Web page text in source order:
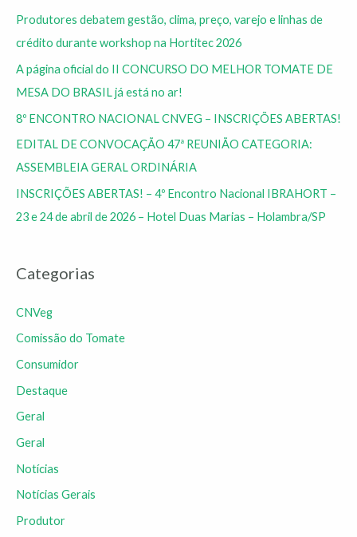
Produtores debatem gestão, clima, preço, varejo e linhas de
crédito durante workshop na Hortitec 2026
A página oficial do II CONCURSO DO MELHOR TOMATE DE
MESA DO BRASIL já está no ar!
8º ENCONTRO NACIONAL CNVEG – INSCRIÇÕES ABERTAS!
EDITAL DE CONVOCAÇÃO 47ª REUNIÃO CATEGORIA:
ASSEMBLEIA GERAL ORDINÁRIA
INSCRIÇÕES ABERTAS! – 4º Encontro Nacional IBRAHORT –
23 e 24 de abril de 2026 – Hotel Duas Marias – Holambra/SP
Categorias
CNVeg
Comissão do Tomate
Consumidor
Destaque
Geral
Geral
Notícias
Notícias Gerais
Produtor